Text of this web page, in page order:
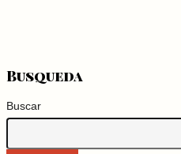
Busqueda
Buscar